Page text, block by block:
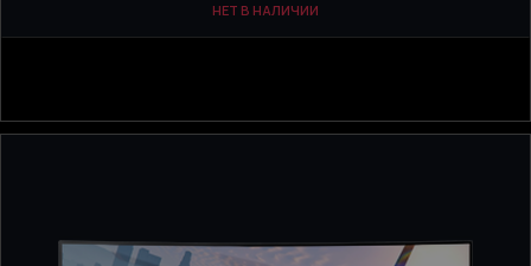
НЕТ В НАЛИЧИИ